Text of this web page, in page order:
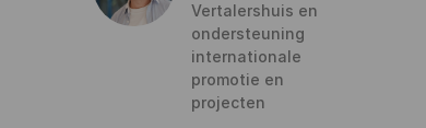
Vertalershuis en
ondersteuning
internationale
promotie en
projecten